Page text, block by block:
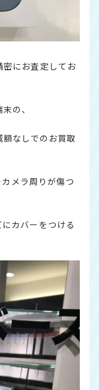
にお査定してお
の、
なしでのお買取
メラ周りが傷つ
カバーをつける